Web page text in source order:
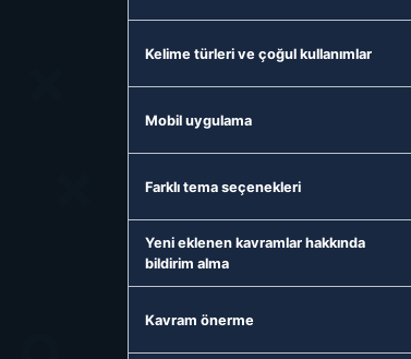
Kelime türleri ve çoğul kullanımlar
Mobil uygulama
Farklı tema seçenekleri
Yeni eklenen kavramlar hakkında
bildirim alma
Kavram önerme